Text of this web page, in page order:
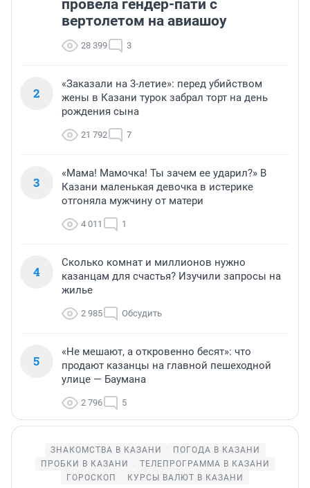
провела гендер-пати с
вертолетом на авиашоу
28 399 3
2
«Заказали на 3-летие»: перед убийством
жены в Казани турок забрал торт на день
рождения сына
21 792 7
3
«Мама! Мамочка! Ты зачем ее ударил?» В
Казани маленькая девочка в истерике
отгоняла мужчину от матери
4 011 1
4
Сколько комнат и миллионов нужно
казанцам для счастья? Изучили запросы на
жилье
2 985 Обсудить
5
«Не мешают, а откровенно бесят»: что
продают казанцы на главной пешеходной
улице — Баумана
2 796 5
ЗНАКОМСТВА В КАЗАНИ
ПОГОДА В КАЗАНИ
ПРОБКИ В КАЗАНИ
ТЕЛЕПРОГРАММА В КАЗАНИ
ГОРОСКОП
КУРСЫ ВАЛЮТ В КАЗАНИ